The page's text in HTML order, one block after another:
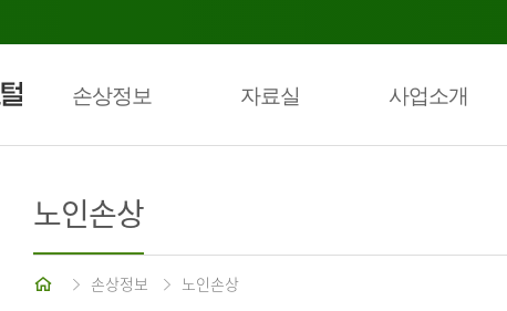
손상정보 자료실 사업소개
노인손상
홈 손상정보 노인손상